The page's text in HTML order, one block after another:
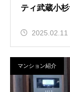
ティ武蔵小
2025.02.11
マンション紹介